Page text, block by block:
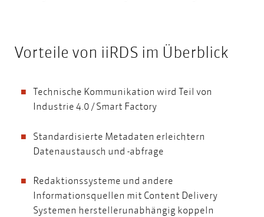
Vorteile von iiRDS im Überblick
Technische Kommunikation wird Teil von
Industrie 4.0 / Smart Factory
Standardisierte Metadaten erleichtern
Datenaustausch und -abfrage
Redaktionssysteme und andere
Informationsquellen mit Content Delivery
Systemen herstellerunabhängig koppeln